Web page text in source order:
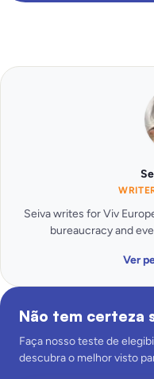
Seiva writes for Viv
bureaucracy and
Ver
Não tem certeza
Faça nosso teste de
descubra o melhor visto